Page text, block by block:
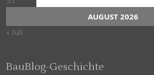
AUGUST 2026
« Juli
BauBlog-Geschichte